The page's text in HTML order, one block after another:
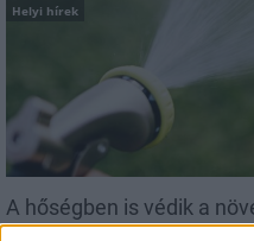
Helyi hírek
A hőségben is védik a